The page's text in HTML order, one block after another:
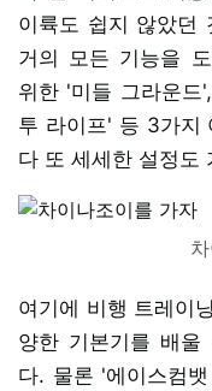
이륙도 쉽지 않았던
거의 모든 기능을
위한 '미들 그라운드
투 라이프' 등 3가지
다 또 세세한 설정도
여기에 비행 트레이
양한 기본기를 배울
다. 물론 '에이스컴